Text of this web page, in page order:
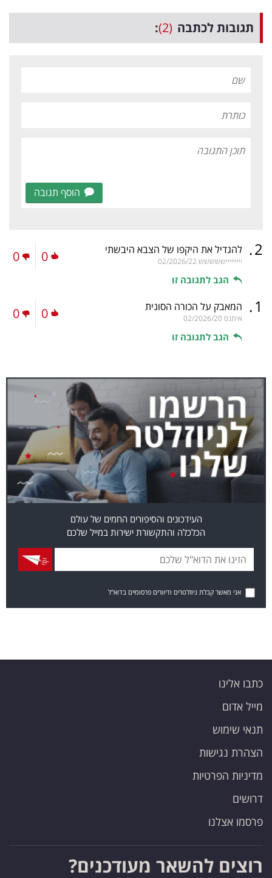
תגובות לכתבה (2)
:
הוסף תגובה
2
. להגדיל את היקפו של הצבא היבשתי
יייייייייששששש 02/2026/22
הגב לתגובה זו
0
0
1
. המאבק על הכורה הסונית
איתנס 02/2026/20
הגב לתגובה זו
0
0
העידכונים והסיפורים החמים של עולם
הכלכלה והתקשורת ישירות במייל שלכם
אני מאשר קבלת ניוזלטרים ודיוורים פרסומיים בדוא"ל
כתבו אלינו
מייל אדום
תנאי שימוש
הצהרת נגישות
מדיניות הפרטיות
דרושים
פרסמו אצלנו
רוצים להשאר מעודכנים?